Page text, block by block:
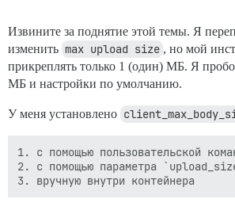
Извините за поднятие этой темы. Я
изменить max upload size , но мой
прикреплять только 1 (один) МБ. Я
МБ и настройки по умолчанию.
У меня установлено
1. с помощью пользовательской
2. с помощью параметра